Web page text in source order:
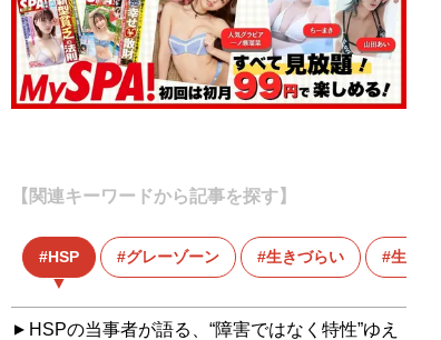
【関連キーワードから記事を探す】
HSP グレーゾーン 生きづらい 生きづ
HSPの当事者が語る、“障害ではなく特性”ゆえ